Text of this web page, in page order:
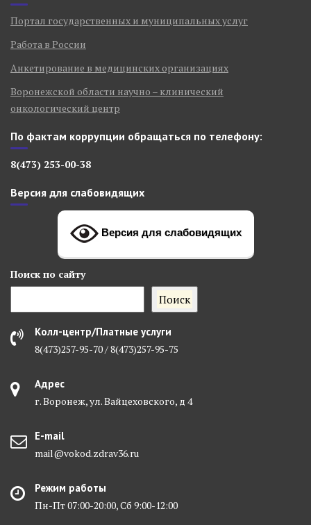
Портал государственных и муниципальных услуг
Работа в России
Анкетирование в медицинских организациях
Воронежской области научно – клинический
онкологический центр
По фактам коррупции обращаться по телефону:
8(473) 253-00-38
Версия для слабовидящих
Версия для слабовидящих
Поиск по сайту
Поиск
Колл-центр/Платные услуги
8(473)257-95-70 / 8(473)257-95-75
Адрес
г. Воронеж, ул. Вайцеховского, д 4
E-mail
mail@vokod.zdrav36.ru
Режим работы
Пн-Пт 07:00-20:00, Сб 9:00-12:00